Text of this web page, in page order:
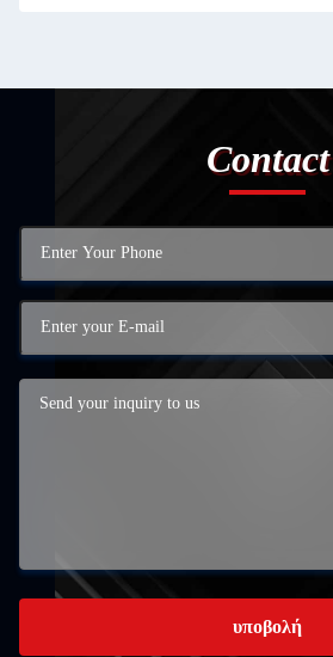
Contact
υποβολή